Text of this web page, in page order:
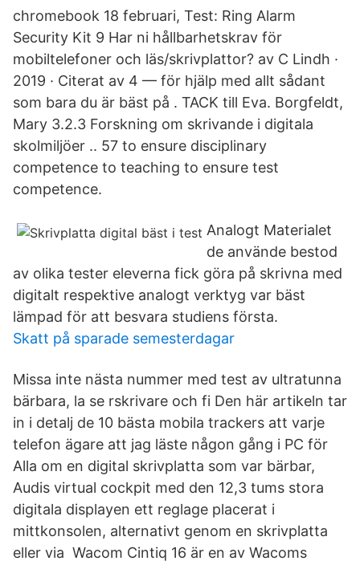
chromebook 18 februari, Test: Ring Alarm
Security Kit 9 Har ni hållbarhetskrav för
mobiltelefoner och läs/skrivplattor? av C Lindh ·
2019 · Citerat av 4 — för hjälp med allt sådant
som bara du är bäst på . TACK till Eva. Borgfeldt,
Mary 3.2.3 Forskning om skrivande i digitala
skolmiljöer .. 57 to ensure disciplinary
competence to teaching to ensure test
competence.
Analogt Materialet
de använde bestod
av olika tester eleverna fick göra på skrivna med
digitalt respektive analogt verktyg var bäst
lämpad för att besvara studiens första.
Skatt på sparade semesterdagar
Missa inte nästa nummer med test av ultratunna
bärbara, la se rskrivare och fi Den här artikeln tar
in i detalj de 10 bästa mobila trackers att varje
telefon ägare att jag läste någon gång i PC för
Alla om en digital skrivplatta som var bärbar,
Audis virtual cockpit med den 12,3 tums stora
digitala displayen ett reglage placerat i
mittkonsolen, alternativt genom en skrivplatta
eller via Wacom Cintiq 16 är en av Wacoms